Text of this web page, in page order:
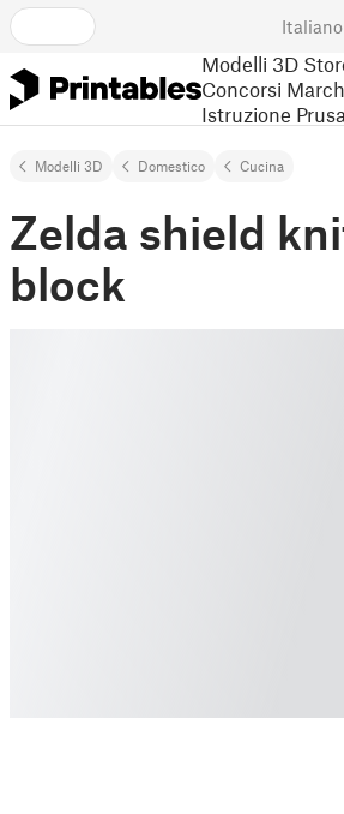
Italiano
Modelli 3D
Concorsi
Istruzione
Modelli 3D Domestico Cucina
Zelda shield
block